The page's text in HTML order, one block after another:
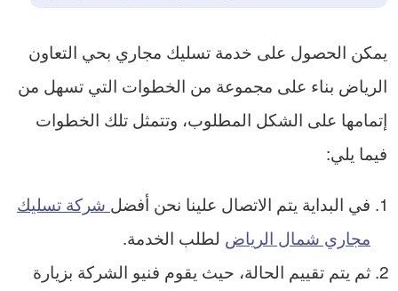
يمكن الحصول على خدمة تسليك مجاري بحي التعاون
الرياض بناء على مجموعة من الخطوات التي تسهل من
إتمامها على الشكل المطلوب، وتتمثل تلك الخطوات
فيما يلي:
في البداية يتم الاتصال علينا نحن أفضل شركة تسليك
مجاري شمال الرياض لطلب الخدمة.
ثم يتم تقييم الحالة، حيث يقوم فنيو الشركة بزيارة